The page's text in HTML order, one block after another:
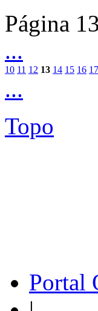
Página
...
10 11 12 13 14 15 16 17
...
Topo
Portal